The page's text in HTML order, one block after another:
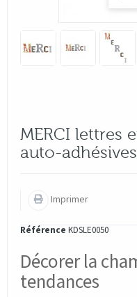
MERCI lettres
auto-adhésives
Imprimer
Référence KDSLE0050
Décorer la
tendances